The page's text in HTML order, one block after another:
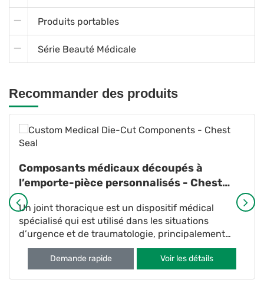
Produits portables
Série Beauté Médicale
Recommander des produits
Composants médicaux découpés à
l’emporte-pièce personnalisés - Chest
Seal
Un joint thoracique est un dispositif médical
spécialisé qui est utilisé dans les situations
d’urgence et de traumatologie, principalement
pour le traitement d’affections telles que le
pneumothorax (colla
Demande rapide Voir les détails